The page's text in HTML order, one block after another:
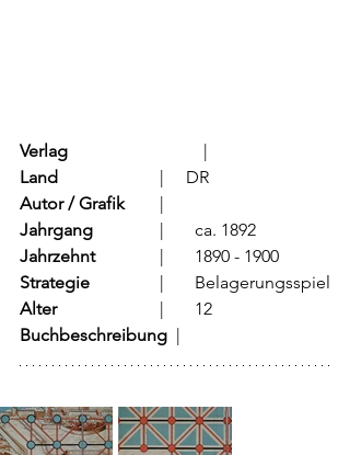
Verlag
			  |
Land
			  |     DR
Autor / Grafik
	  |
Jahrgang
		  |	ca. 1892
Jahrzehnt
		  |	1890 - 1900
Strategie
		  |	Belagerungsspiel
Alter
			  |	12
Buchbeschreibung